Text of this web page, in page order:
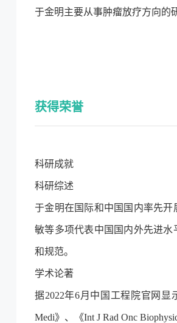
于金明主要从事肿瘤放疗方向的
获得荣誉
科研成就
科研综述
于金明在国际和中国国内率先
敏等多项代表中国国内外先进
和规范。
学术论著
据2022年6月中国工程院官网显
Medi》、《Int J Rad Onc